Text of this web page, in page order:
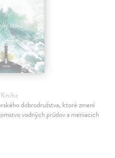
dobrodružstva, ktoré zmení
vodných prúdov a meniacich